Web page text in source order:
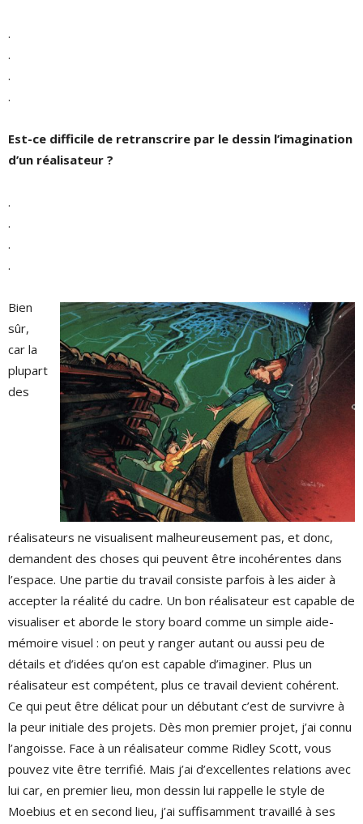
.
.
.
.
Est-ce difficile de retranscrire par le dessin l’imagination
d’un réalisateur ?
.
.
.
.
Bien
sûr,
car la
plupart
des
réalisateurs ne visualisent malheureusement pas, et donc,
demandent des choses qui peuvent être incohérentes dans
l’espace. Une partie du travail consiste parfois à les aider à
accepter la réalité du cadre. Un bon réalisateur est capable de
visualiser et aborde le story board comme un simple aide-
mémoire visuel : on peut y ranger autant ou aussi peu de
détails et d’idées qu’on est capable d’imaginer. Plus un
réalisateur est compétent, plus ce travail devient cohérent.
Ce qui peut être délicat pour un débutant c’est de survivre à
la peur initiale des projets. Dès mon premier projet, j’ai connu
l’angoisse. Face à un réalisateur comme Ridley Scott, vous
pouvez vite être terrifié. Mais j’ai d’excellentes relations avec
lui car, en premier lieu, mon dessin lui rappelle le style de
Moebius et en second lieu, j’ai suffisamment travaillé à ses